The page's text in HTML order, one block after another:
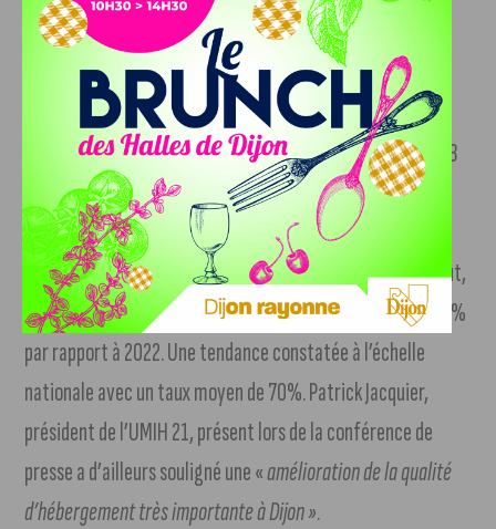
Patrick Jacquier, président de l’UMIH 21. Crédit
photo : Edgar Charchaude / J’aime Dijon
Avec l’ouverture de trois nouveaux établissements en 2023
(B&B Dijon Valmy en février, Mama Shelter et Holiday Inn
Dijon Sud en juillet),
le parc hôtelier comptera près de
4800 chambres à fin 2023. Pour les mois de juillet et août,
le taux d’occupation était de 75%, soit une baisse de 6%
par rapport à 2022. Une tendance constatée à l’échelle
nationale avec un taux moyen de 70%. Patrick Jacquier,
président de l’UMIH 21, présent lors de la conférence de
presse a d’ailleurs souligné une «amélioration de la qualité
d’hébergement très importante à Dijon ».